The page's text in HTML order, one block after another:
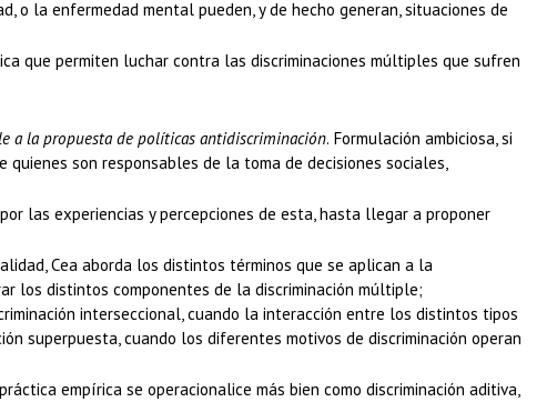
o la enfermedad mental pueden, y de hecho generan, situaciones de
que permiten luchar contra las discriminaciones múltiples que sufren
a la propuesta de políticas antidiscriminación. Formulación ambiciosa, si
son responsables de la toma de decisiones sociales,
las experiencias y percepciones de esta, hasta llegar a proponer
Cea aborda los distintos términos que se aplican a la
los distintos componentes de la discriminación múltiple;
interseccional, cuando la interacción entre los distintos tipos
superpuesta, cuando los diferentes motivos de discriminación operan
empírica se operacionalice más bien como discriminación aditiva,